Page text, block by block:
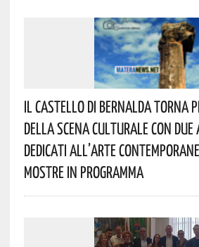
Il Castello Di Bernalda Torna
Della Scena Culturale Con
Dedicati All’arte
Mostre In Programma